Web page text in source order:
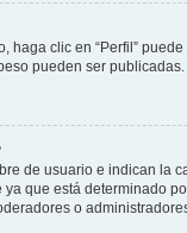
haga clic en “Perfil”
pueden ser
de usuario e indican la
que está determinado
o